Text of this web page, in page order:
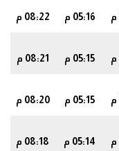
05:16 م 08:22 م
05:15 م 08:21 م
05:15 م 08:20 م
05:14 م 08:18 م